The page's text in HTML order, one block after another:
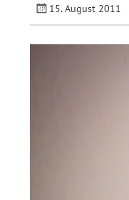
15. August 2011